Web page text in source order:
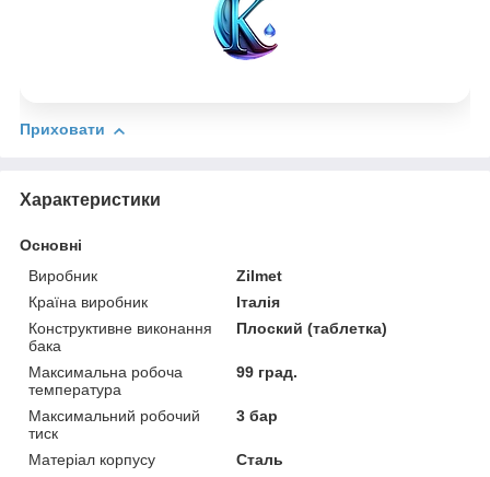
Приховати
Характеристики
Основні
Виробник
Zilmet
Країна виробник
Італія
Конструктивне виконання
бака
Плоский (таблетка)
Максимальна робоча
температура
99 град.
Максимальний робочий
тиск
3 бар
Матеріал корпусу
Сталь